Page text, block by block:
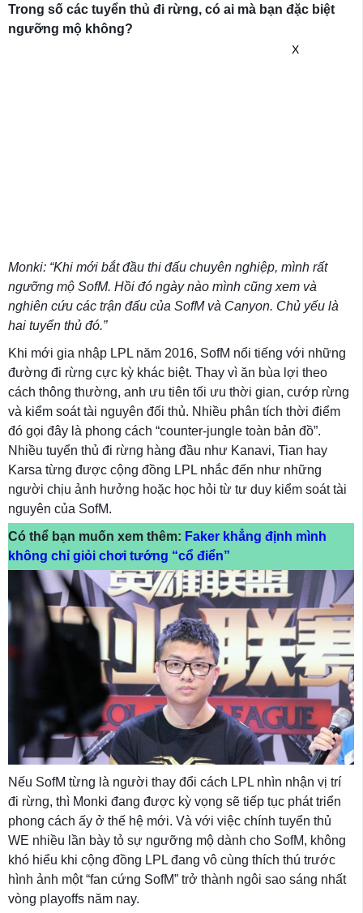
Trong số các tuyển thủ đi rừng, có ai mà bạn đặc biệt
ngưỡng mộ không?
X
Monki: “Khi mới bắt đầu thi đấu chuyên nghiệp, mình rất
ngưỡng mộ SofM. Hồi đó ngày nào mình cũng xem và
nghiên cứu các trận đấu của SofM và Canyon. Chủ yếu là
hai tuyển thủ đó.”
Khi mới gia nhập LPL năm 2016, SofM nổi tiếng với những
đường đi rừng cực kỳ khác biệt. Thay vì ăn bùa lợi theo
cách thông thường, anh ưu tiên tối ưu thời gian, cướp rừng
và kiểm soát tài nguyên đối thủ. Nhiều phân tích thời điểm
đó gọi đây là phong cách “counter-jungle toàn bản đồ”.
Nhiều tuyển thủ đi rừng hàng đầu như Kanavi, Tian hay
Karsa từng được cộng đồng LPL nhắc đến như những
người chịu ảnh hưởng hoặc học hỏi từ tư duy kiểm soát tài
nguyên của SofM.
Có thể bạn muốn xem thêm: Faker khẳng định mình
không chỉ giỏi chơi tướng “cổ điển”
Nếu SofM từng là người thay đổi cách LPL nhìn nhận vị trí
đi rừng, thì Monki đang được kỳ vọng sẽ tiếp tục phát triển
phong cách ấy ở thế hệ mới. Và với việc chính tuyển thủ
WE nhiều lần bày tỏ sự ngưỡng mộ dành cho SofM, không
khó hiểu khi cộng đồng LPL đang vô cùng thích thú trước
hình ảnh một “fan cứng SofM” trở thành ngôi sao sáng nhất
vòng playoffs năm nay.